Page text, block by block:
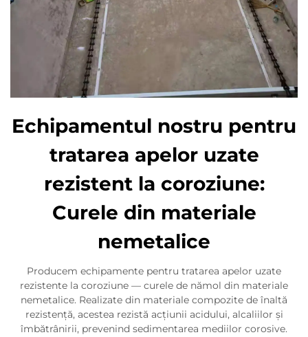
Echipamentul nostru pentru
tratarea apelor uzate
rezistent la coroziune:
Curele din materiale
nemetalice
Producem echipamente pentru tratarea apelor uzate
rezistente la coroziune — curele de nămol din materiale
nemetalice. Realizate din materiale compozite de înaltă
rezistență, acestea rezistă acțiunii acidului, alcaliilor și
îmbătrânirii, prevenind sedimentarea mediilor corosive.